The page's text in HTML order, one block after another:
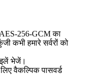
256-GCM का
कभी हमारे सर्वरों को
भेजें।
वैकल्पिक पासवर्ड